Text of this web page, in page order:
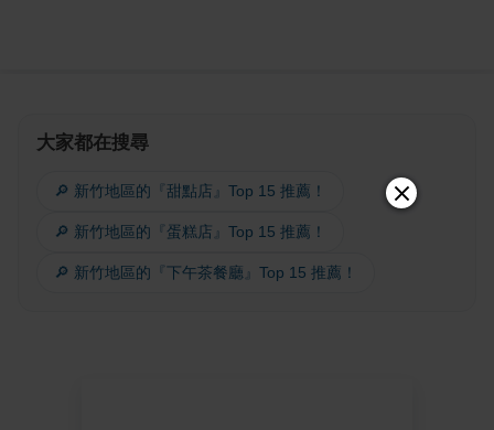
大家都在搜尋
🔎 新竹地區的『甜點店』Top 15 推薦！
🔎 新竹地區的『蛋糕店』Top 15 推薦！
🔎 新竹地區的『下午茶餐廳』Top 15 推薦！